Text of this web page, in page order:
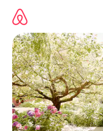
sadržaj